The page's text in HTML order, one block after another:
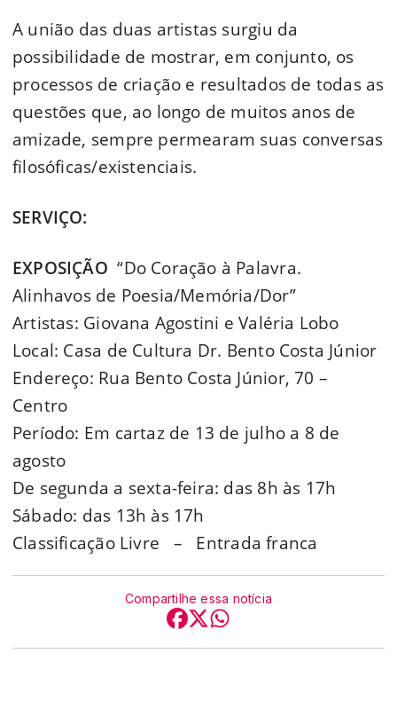
A união das duas artistas surgiu da
possibilidade de mostrar, em conjunto, os
processos de criação e resultados de todas as
questões que, ao longo de muitos anos de
amizade, sempre permearam suas conversas
filosóficas/existenciais.
SERVIÇO:
EXPOSIÇÃO “Do Coração à Palavra.
Alinhavos de Poesia/Memória/Dor”
Artistas: Giovana Agostini e Valéria Lobo
Local: Casa de Cultura Dr. Bento Costa Júnior
Endereço: Rua Bento Costa Júnior, 70 –
Centro
Período: Em cartaz de 13 de julho a 8 de
agosto
De segunda a sexta-feira: das 8h às 17h
Sábado: das 13h às 17h
Classificação Livre – Entrada franca
Compartilhe essa notícia